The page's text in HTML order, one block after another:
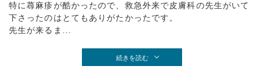
特に蕁麻疹が酷かったので、救急外来で皮膚科の先生がいて
下さったのはとてもありがたかったです。
先生が来るま...
続きを読む